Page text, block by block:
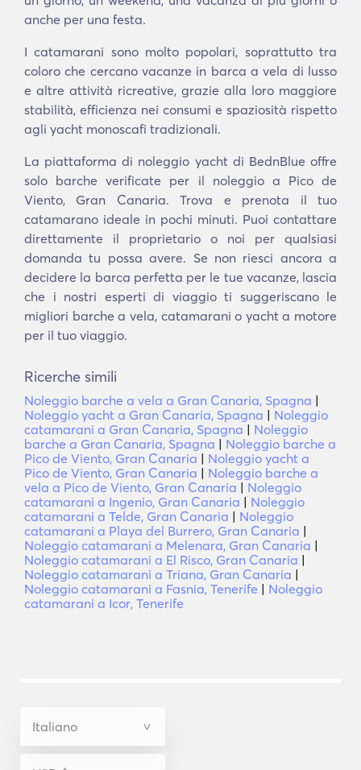
anche per una festa.
I catamarani sono molto popolari, soprattutto tra
coloro che cercano vacanze in barca a vela di lusso
e altre attività ricreative, grazie alla loro maggiore
stabilità, efficienza nei consumi e spaziosità rispetto
agli yacht monoscafi tradizionali.
La piattaforma di noleggio yacht di BednBlue offre
solo barche verificate per il noleggio a Pico de
Viento, Gran Canaria. Trova e prenota il tuo
catamarano ideale in pochi minuti. Puoi contattare
direttamente il proprietario o noi per qualsiasi
domanda tu possa avere. Se non riesci ancora a
decidere la barca perfetta per le tue vacanze, lascia
che i nostri esperti di viaggio ti suggeriscano le
migliori barche a vela, catamarani o yacht a motore
per il tuo viaggio.
Ricerche simili
Noleggio barche a vela a Gran Canaria, Spagna |
Noleggio yacht a Gran Canaria, Spagna | Noleggio
catamarani a Gran Canaria, Spagna | Noleggio
barche a Gran Canaria, Spagna | Noleggio barche a
Pico de Viento, Gran Canaria | Noleggio yacht a
Pico de Viento, Gran Canaria | Noleggio barche a
vela a Pico de Viento, Gran Canaria | Noleggio
catamarani a Ingenio, Gran Canaria | Noleggio
catamarani a Telde, Gran Canaria | Noleggio
catamarani a Playa del Burrero, Gran Canaria |
Noleggio catamarani a Melenara, Gran Canaria |
Noleggio catamarani a El Risco, Gran Canaria |
Noleggio catamarani a Triana, Gran Canaria |
Noleggio catamarani a Fasnia, Tenerife | Noleggio
catamarani a Icor, Tenerife